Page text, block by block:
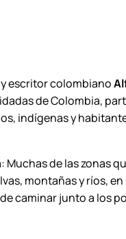
escritor colombiano
de Colombia,
indígenas y
de las zonas
montañas y ríos,
caminar junto a los